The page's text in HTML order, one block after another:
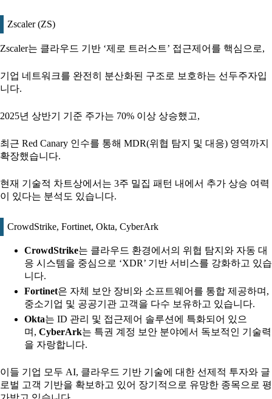
Zscaler (ZS)
Zscaler는 클라우드 기반 ‘제로 트러스트’ 접근제어를 핵심으로,
기업 네트워크를 완전히 분산화된 구조로 보호하는 선두주자입
니다.
2025년 상반기 기준 주가는 70% 이상 상승했고,
최근 Red Canary 인수를 통해 MDR(위협 탐지 및 대응) 영역까지
확장했습니다.
현재 기술적 차트상에서는 3주 밀집 패턴 내에서 추가 상승 여력
이 있다는 분석도 있습니다.
CrowdStrike, Fortinet, Okta, CyberArk
CrowdStrike는 클라우드 환경에서의 위협 탐지와 자동 대
응 시스템을 중심으로 ‘XDR’ 기반 서비스를 강화하고 있습
니다.
Fortinet은 자체 보안 장비와 소프트웨어를 통합 제공하며,
중소기업 및 공공기관 고객을 다수 보유하고 있습니다.
Okta는 ID 관리 및 접근제어 솔루션에 특화되어 있으
며, CyberArk는 특권 계정 보안 분야에서 독보적인 기술력
을 자랑합니다.
이들 기업 모두 AI, 클라우드 기반 기술에 대한 선제적 투자와 글
로벌 고객 기반을 확보하고 있어 장기적으로 유망한 종목으로 평